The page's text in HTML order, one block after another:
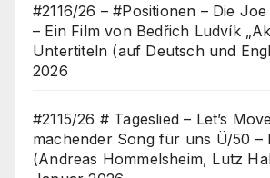
#2116/26 – #Positionen – Die
– Ein Film von Bedřich Ludvík
Untertiteln (auf Deutsch und
2026
#2115/26 # Tageslied – Let’s
machender Song für uns Ü/50 –
(Andreas Hommelsheim, Lutz